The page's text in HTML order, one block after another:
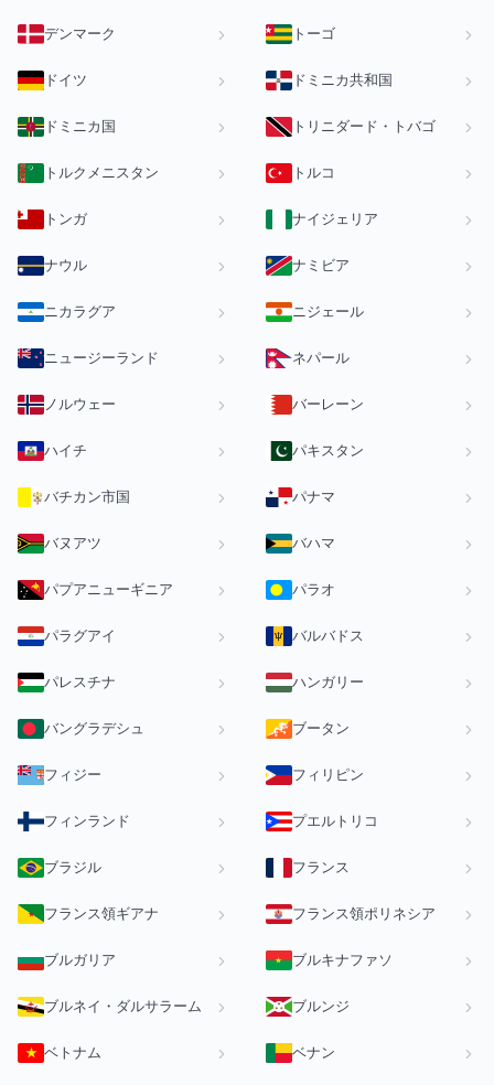
デンマーク トーゴ
ドイツ ドミニカ共和国
ドミニカ国 トリニダード・トバゴ
トルクメニスタン トルコ
トンガ ナイジェリア
ナウル ナミビア
ニカラグア ニジェール
ニュージーランド ネパール
ノルウェー バーレーン
ハイチ パキスタン
バチカン市国 パナマ
バヌアツ バハマ
パプアニューギニア パラオ
パラグアイ バルバドス
パレスチナ ハンガリー
バングラデシュ ブータン
フィジー フィリピン
フィンランド プエルトリコ
ブラジル フランス
フランス領ギアナ フランス領ポリネシア
ブルガリア ブルキナファソ
ブルネイ・ダルサラーム ブルンジ
ベトナム ベナン